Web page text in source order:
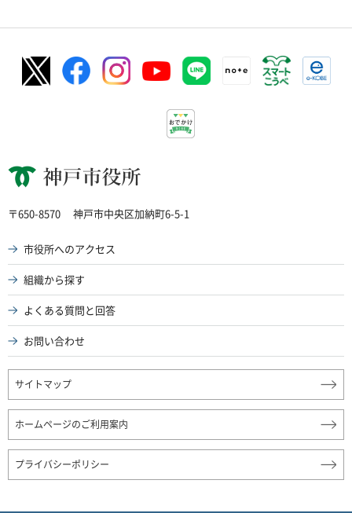
神戸市役所
〒650-8570 神戸市中央区加納町6-5-1
市役所へのアクセス
組織から探す
よくある質問と回答
お問い合わせ
サイトマップ
ホームページのご利用案内
プライバシーポリシー